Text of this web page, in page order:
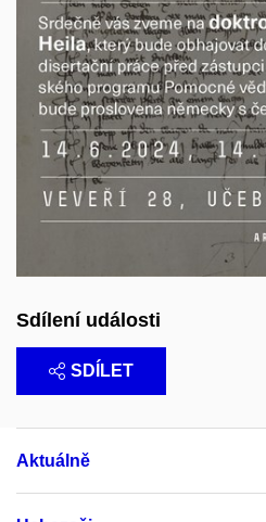
Sdílení události
SDÍLET
Aktuálně